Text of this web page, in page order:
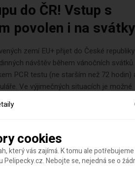
do ČR! Vstup s
povolen i na svátky
zemí EU+ přijet do České
návštěv během vánočních svátků.
PCR testu (ne starším než 72 hodin)
Ve výjimečných situacích je možné
cookies
který vás zajímá. K tomu ale
Nebojte se, nejedná se o